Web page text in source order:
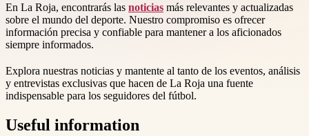
En La Roja, encontrarás las noticias más relevantes y actualizadas
sobre el mundo del deporte. Nuestro compromiso es ofrecer
información precisa y confiable para mantener a los aficionados
siempre informados.
Explora nuestras noticias y mantente al tanto de los eventos, análisis
y entrevistas exclusivas que hacen de La Roja una fuente
indispensable para los seguidores del fútbol.
Useful information